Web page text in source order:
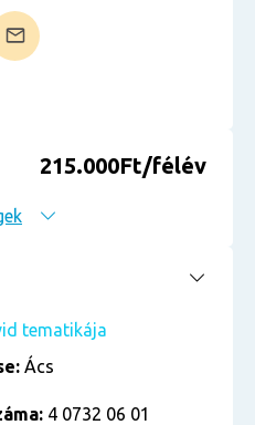
215.000Ft/félév
tematikája
Ács
4 0732 06 01